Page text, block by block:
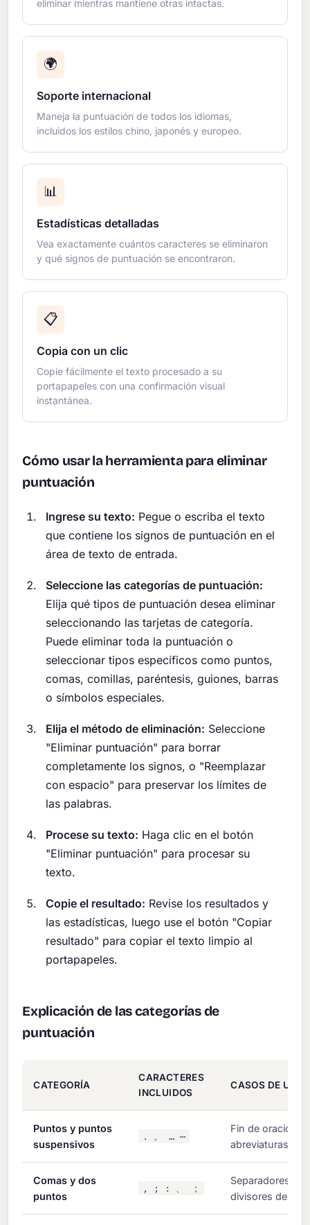
eliminar mientras mantiene otras intactas.
🌍
Soporte internacional
Maneja la puntuación de todos los idiomas,
incluidos los estilos chino, japonés y europeo.
📊
Estadísticas detalladas
Vea exactamente cuántos caracteres se eliminaron
y qué signos de puntuación se encontraron.
📋
Copia con un clic
Copie fácilmente el texto procesado a su
portapapeles con una confirmación visual
instantánea.
Cómo usar la herramienta para eliminar
puntuación
Ingrese su texto: Pegue o escriba el texto
que contiene los signos de puntuación en el
área de texto de entrada.
Seleccione las categorías de puntuación:
Elija qué tipos de puntuación desea eliminar
seleccionando las tarjetas de categoría.
Puede eliminar toda la puntuación o
seleccionar tipos específicos como puntos,
comas, comillas, paréntesis, guiones, barras
o símbolos especiales.
Elija el método de eliminación: Seleccione
"Eliminar puntuación" para borrar
completamente los signos, o "Reemplazar
con espacio" para preservar los límites de
las palabras.
Procese su texto: Haga clic en el botón
"Eliminar puntuación" para procesar su
texto.
Copie el resultado: Revise los resultados y
las estadísticas, luego use el botón "Copiar
resultado" para copiar el texto limpio al
portapapeles.
Explicación de las categorías de
puntuación
CATEGORÍA
CARACTERES
INCLUIDOS
CASOS DE USO
Puntos y puntos
suspensivos
. 。 … ⋯
Fin de
abreviaturas,
Comas y dos
puntos
, ; : 、 ；
Separadores de
divisores de